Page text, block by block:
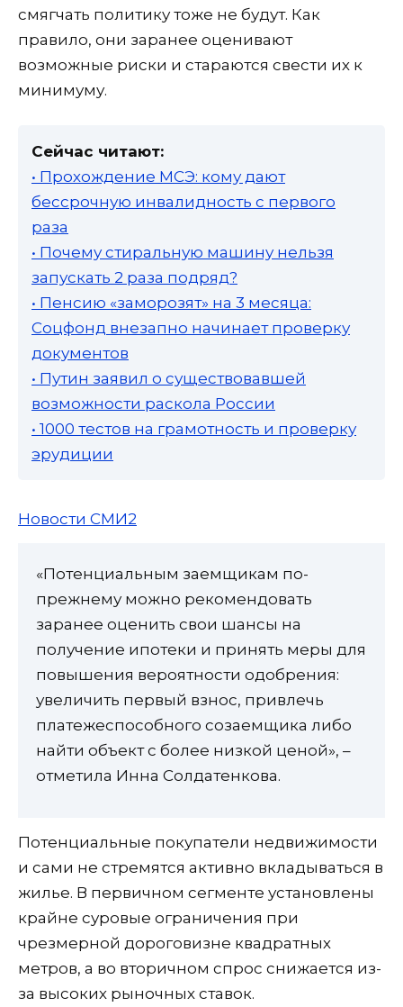
смягчать политику тоже не будут. Как
правило, они заранее оценивают
возможные риски и стараются свести их к
минимуму.
Сейчас читают:
• Прохождение МСЭ: кому дают
бессрочную инвалидность с первого
раза
• Почему стиральную машину нельзя
запускать 2 раза подряд?
• Пенсию «заморозят» на 3 месяца:
Соцфонд внезапно начинает проверку
документов
• Путин заявил о существовавшей
возможности раскола России
• 1000 тестов на грамотность и проверку
эрудиции
Новости СМИ2
«Потенциальным заемщикам по-
прежнему можно рекомендовать
заранее оценить свои шансы на
получение ипотеки и принять меры для
повышения вероятности одобрения:
увеличить первый взнос, привлечь
платежеспособного созаемщика либо
найти объект с более низкой ценой», –
отметила Инна Солдатенкова.
Потенциальные покупатели недвижимости
и сами не стремятся активно вкладываться в
жилье. В первичном сегменте установлены
крайне суровые ограничения при
чрезмерной дороговизне квадратных
метров, а во вторичном спрос снижается из-
за высоких рыночных ставок.